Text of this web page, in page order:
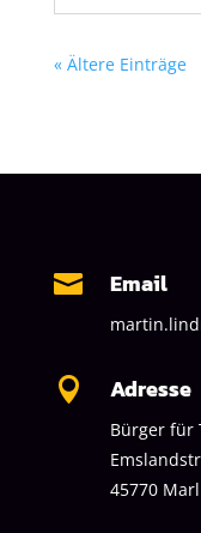
« Ältere Einträge
 Email
 Adresse
Bürger für
45770 Marl